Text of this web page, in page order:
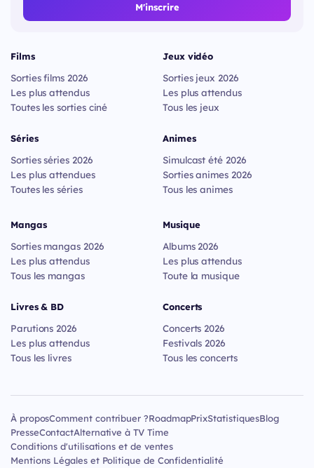
M'inscrire
Films
Sorties films 2026
Les plus attendus
Toutes les sorties ciné
Séries
Sorties séries 2026
Les plus attendues
Toutes les séries
Jeux vidéo
Sorties jeux 2026
Les plus attendus
Tous les jeux
Animes
Simulcast été 2026
Sorties animes 2026
Tous les animes
Mangas
Sorties mangas 2026
Les plus attendus
Tous les mangas
Livres & BD
Parutions 2026
Les plus attendus
Tous les livres
Musique
Albums 2026
Les plus attendus
Toute la musique
Concerts
Concerts 2026
Festivals 2026
Tous les concerts
À proposComment contribuer ?RoadmapPrixStatistiquesBlog
PresseContactAlternative à TV Time
Conditions d'utilisations et de ventes
Mentions Légales et Politique de Confidentialité